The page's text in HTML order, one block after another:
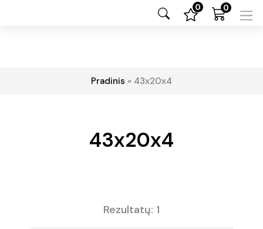
0 0
Pradinis » 43x20x4
43x20x4
Rezultatų: 1